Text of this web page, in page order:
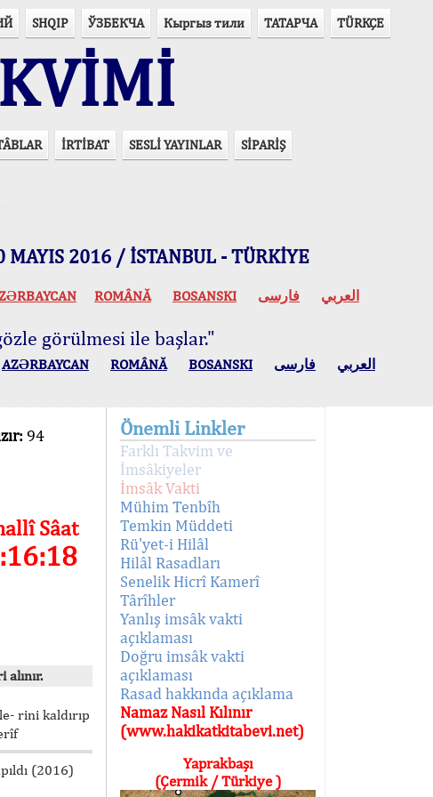
SHQIP ЎЗБЕКЧА Кыргыз тили ТАТАРЧА TÜRKÇE
İRTİBAT SESLİ YAYINLAR SİPARİŞ
2016 / İSTANBUL - TÜRKİYE
ROMÂNĂ BOSANSKI العربي فارسی
görülmesi ile başlar."
AZӘRBAYCAN ROMÂNĂ BOSANSKI العربي فارسی
94
Sâat
rini kaldırıp
(2016)
Önemli Linkler
Farklı Takvim ve
İmsâkiyeler
İmsâk Vakti
Mühim Tenbîh
Temkin Müddeti
Rü'yet-i Hilâl
Hilâl Rasadları
Senelik Hicrî Kamerî
Târîhler
Yanlış imsâk vakti
açıklaması
Doğru imsâk vakti
açıklaması
Rasad hakkında açıklama
Namaz Nasıl Kılınır
(www.hakikatkitabevi.net)
Yaprakbaşı
(Çermik / Türkiye )